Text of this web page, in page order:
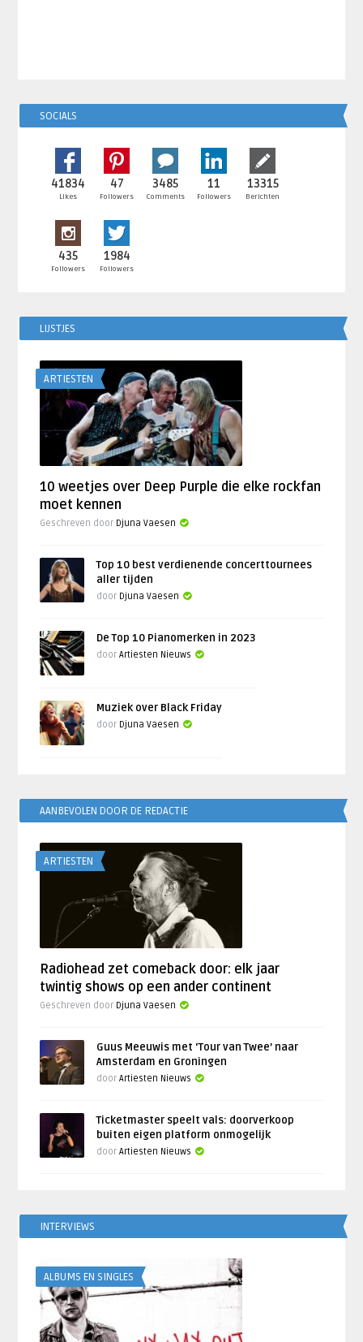
SOCIALS
41834
Likes
47
Followers
3485
Comments
11
Followers
13315
Berichten
435
Followers
1984
Followers
LIJSTJES
ARTIESTEN
10 weetjes over Deep Purple die elke rockfan
moet kennen
Geschreven door Djuna Vaesen
Top 10 best verdienende concerttournees
aller tijden
door Djuna Vaesen
De Top 10 Pianomerken in 2023
doorArtiesten Nieuws
Muziek over Black Friday
door Djuna Vaesen
AANBEVOLEN DOOR DE REDACTIE
ARTIESTEN
Radiohead zet comeback door: elk jaar
twintig shows op een ander continent
Geschreven door Djuna Vaesen
Guus Meeuwis met ‘Tour van Twee’ naar
Amsterdam en Groningen
doorArtiesten Nieuws
Ticketmaster speelt vals: doorverkoop
buiten eigen platform onmogelijk
doorArtiesten Nieuws
INTERVIEWS
ALBUMS EN SINGLES